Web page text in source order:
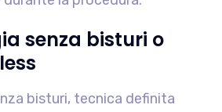
senza bisturi o
bisturi, tecnica definita